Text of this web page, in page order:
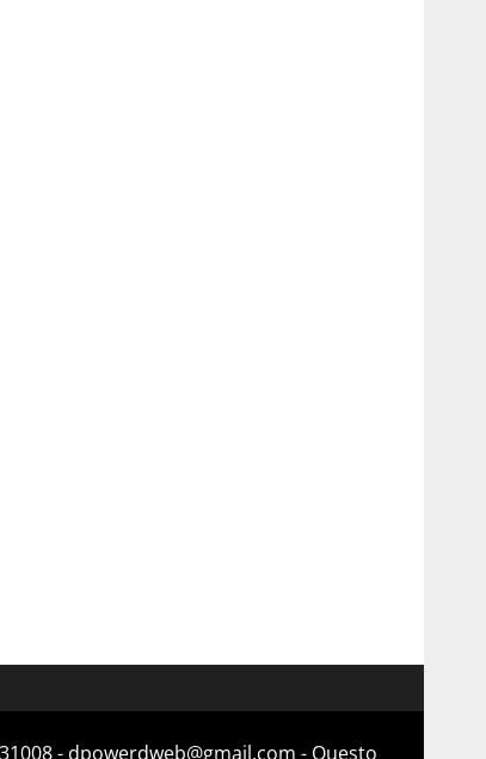
- dpowerdweb@gmail.com - Questo